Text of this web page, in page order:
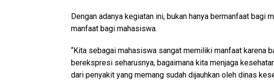
Dengan adanya kegiatan ini, bukan hanya bermanfaat bagi
manfaat bagi mahasiswa.
“Kita sebagai mahasiswa sangat memiliki manfaat karena
berekspresi seharusnya, bagaimana kita menjaga
dari penyakit yang memang sudah dijauhkan oleh dinas